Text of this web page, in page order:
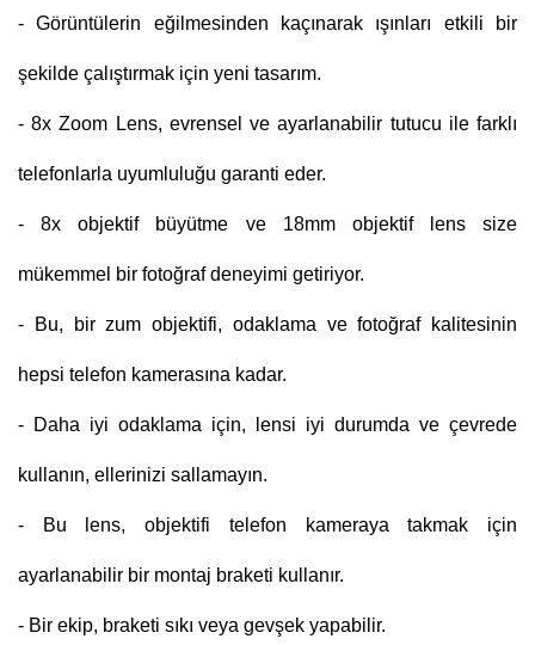
- Görüntülerin eğilmesinden kaçınarak ışınları etkili bir
şekilde çalıştırmak için yeni tasarım.
- 8x Zoom Lens, evrensel ve ayarlanabilir tutucu ile farklı
telefonlarla uyumluluğu garanti eder.
- 8x objektif büyütme ve 18mm objektif lens size
mükemmel bir fotoğraf deneyimi getiriyor.
- Bu, bir zum objektifi, odaklama ve fotoğraf kalitesinin
hepsi telefon kamerasına kadar.
- Daha iyi odaklama için, lensi iyi durumda ve çevrede
kullanın, ellerinizi sallamayın.
- Bu lens, objektifi telefon kameraya takmak için
ayarlanabilir bir montaj braketi kullanır.
- Bir ekip, braketi sıkı veya gevşek yapabilir.